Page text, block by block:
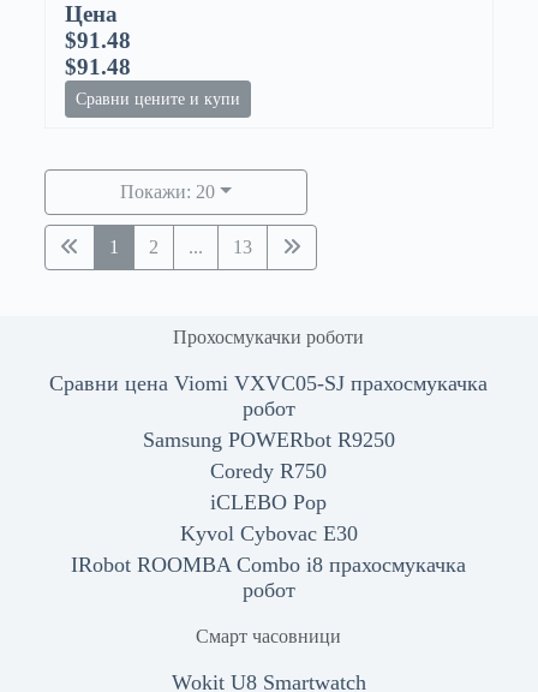
Цена
$91.48
$91.48
Сравни цените и купи
Покажи: 20
1 2 ... 13
Прохосмукачки роботи
Сравни цена Viomi VXVC05-SJ прахосмукачка
робот
Samsung POWERbot R9250
Coredy R750
iCLEBO Pop
Kyvol Cybovac E30
IRobot ROOMBA Combo i8 прахосмукачка
робот
Смарт часовници
Wokit U8 Smartwatch